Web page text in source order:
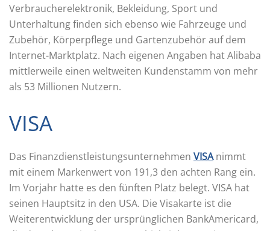
Verbraucherelektronik, Bekleidung, Sport und
Unterhaltung finden sich ebenso wie Fahrzeuge und
Zubehör, Körperpflege und Gartenzubehör auf dem
Internet-Marktplatz. Nach eigenen Angaben hat Alibaba
mittlerweile einen weltweiten Kundenstamm von mehr
als 53 Millionen Nutzern.
VISA
Das Finanzdienstleistungsunternehmen VISAnimmt
mit einem Markenwert von 191,3 den achten Rang ein.
Im Vorjahr hatte es den fünften Platz belegt. VISA hat
seinen Hauptsitz in den USA. Die Visakarte ist die
Weiterentwicklung der ursprünglichen BankAmericard,